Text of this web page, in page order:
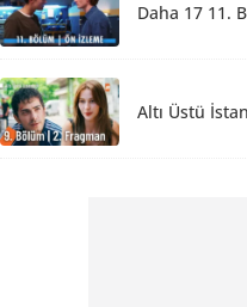
Daha 17 11.
Altı Üstü